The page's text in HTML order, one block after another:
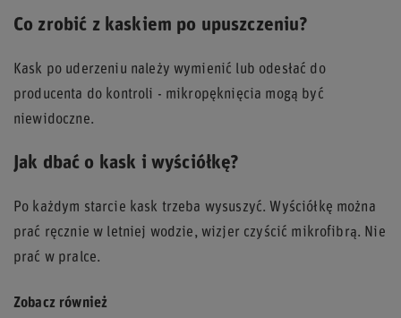
Co zrobić z kaskiem po upuszczeniu?
Kask po uderzeniu należy wymienić lub odesłać do
producenta do kontroli - mikropęknięcia mogą być
niewidoczne.
Jak dbać o kask i wyściółkę?
Po każdym starcie kask trzeba wysuszyć. Wyściółkę można
prać ręcznie w letniej wodzie, wizjer czyścić mikrofibrą. Nie
prać w pralce.
Zobacz również